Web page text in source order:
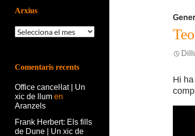
Hi
Arxius
Arxius
Comentaris recents
Office canceŀlat | Un
xic de llum en
Aranzels
Frank Herbert: Els fills
de Dune | Un xic de